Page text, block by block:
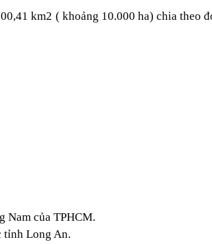
km2 ( khoảng 10.000 ha) chia theo
Nam của TPHCM.
tỉnh Long An.